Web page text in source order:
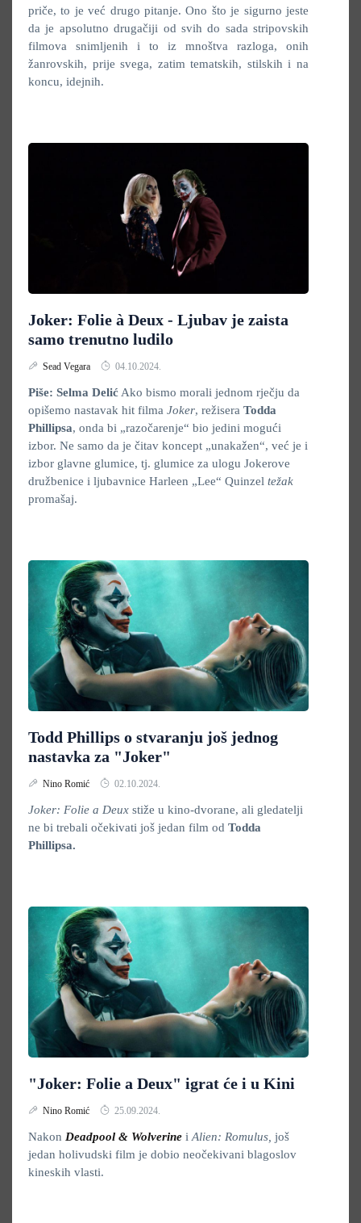
priče, to je već drugo pitanje. Ono što je sigurno jeste
da je apsolutno drugačiji od svih do sada stripovskih
filmova snimljenih i to iz mnoštva razloga, onih
žanrovskih, prije svega, zatim tematskih, stilskih i na
koncu, idejnih.
Joker: Folie à Deux - Ljubav je zaista
samo trenutno ludilo
Sead Vegara 04.10.2024.
Piše: Selma Delić Ako bismo morali jednom rječju da
opišemo nastavak hit filma Joker, režisera Todda
Phillipsa, onda bi „razočarenje“ bio jedini mogući
izbor. Ne samo da je čitav koncept „unakažen“, već je i
izbor glavne glumice, tj. glumice za ulogu Jokerove
družbenice i ljubavnice Harleen „Lee“ Quinzel težak
promašaj.
Todd Phillips o stvaranju još jednog
nastavka za "Joker"
Nino Romić 02.10.2024.
Joker: Folie a Deux stiže u kino-dvorane, ali gledatelji
ne bi trebali očekivati još jedan film od Todda
Phillipsa.
"Joker: Folie a Deux" igrat će i u Kini
Nino Romić 25.09.2024.
Nakon Deadpool & Wolverine i Alien: Romulus, još
jedan holivudski film je dobio neočekivani blagoslov
kineskih vlasti.